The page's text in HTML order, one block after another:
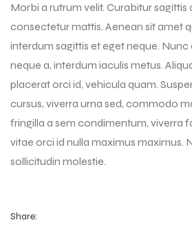
Morbi a rutrum velit. Curabitur sagittis
consectetur mattis. Aenean sit amet
interdum sagittis et eget neque.
neque a, interdum iaculis metus.
placerat orci id, vehicula quam.
cursus, viverra urna sed, commodo
fringilla a sem condimentum, viverra
vitae orci id nulla maximus maximus.
sollicitudin molestie.
Share: